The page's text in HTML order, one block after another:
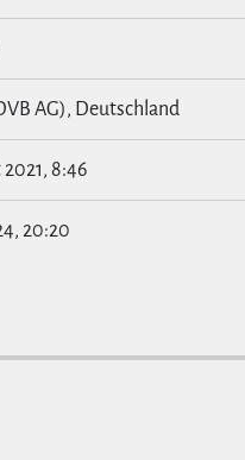
AG), Deutschland
8:46
20:20